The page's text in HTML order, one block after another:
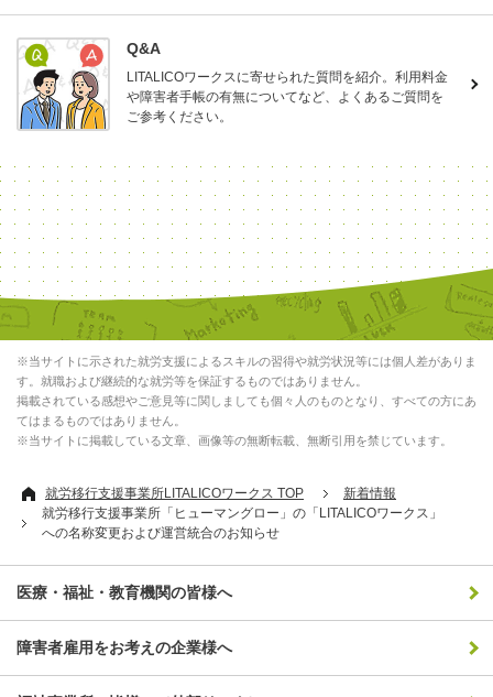
Q&A
LITALICOワークスに寄せられた質問を紹介。利用料金
や障害者手帳の有無についてなど、よくあるご質問を
ご参考ください。
※当サイトに示された就労支援によるスキルの習得や就労状況等には個人差がありま
す。就職および継続的な就労等を保証するものではありません。
掲載されている感想やご意見等に関しましても個々人のものとなり、すべての方にあ
てはまるものではありません。
※当サイトに掲載している文章、画像等の無断転載、無断引用を禁じています。
就労移行支援事業所LITALICOワークス TOP
新着情報
就労移行支援事業所「ヒューマングロー」の「LITALICOワークス」
への名称変更および運営統合のお知らせ
医療・福祉・教育機関の皆様へ
障害者雇用をお考えの企業様へ